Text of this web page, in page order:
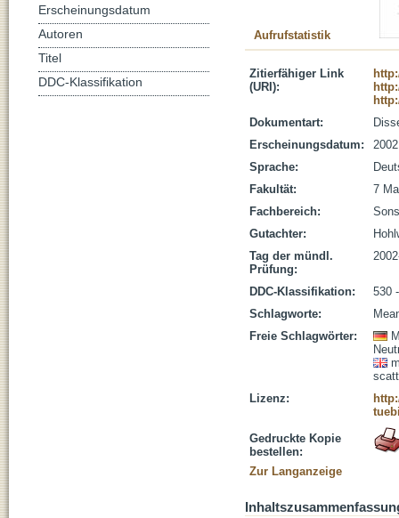
Aufrufstatistik
Zitierfähiger Link
(URI):
Dokumentart:
Erscheinungsdatum:
2002
Sprache:
Fakultät:
7
Fachbereich:
Gutachter:
Tag der mündl.
Prüfung:
DDC-Klassifikation:
530
Schlagworte:
Freie Schlagwörter:
Lizenz:
Gedruckte Kopie
bestellen:
Zur Langanzeige
Erscheinungsdatum
Autoren
Titel
DDC-Klassifikation